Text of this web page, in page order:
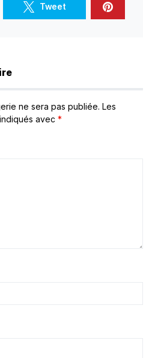
Tweet
ne sera pas publiée. Les
avec *